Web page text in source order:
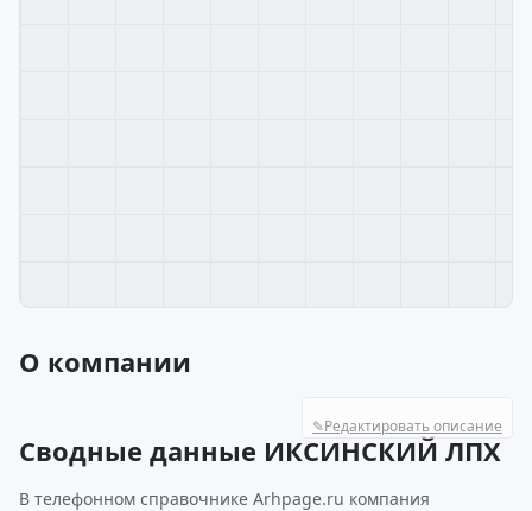
О компании
✎Редактировать описание
Сводные данные ИКСИНСКИЙ ЛПХ
В телефонном справочнике Arhpage.ru компания